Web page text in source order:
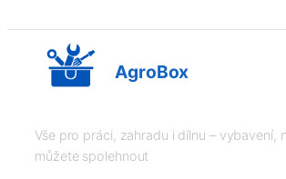
AgroBox
Vše pro práci, zahradu i dílnu – vybavení,
můžete spolehnout